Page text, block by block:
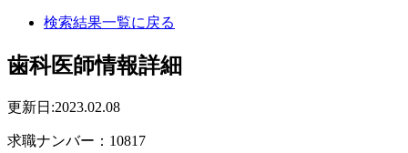
検索結果一覧に戻る
歯科医師情報詳細
更新日:2023.02.08
求職ナンバー：10817